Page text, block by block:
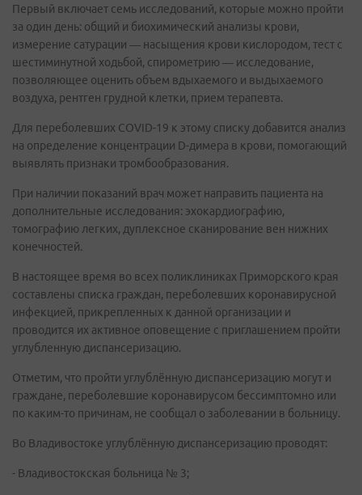
Первый включает семь исследований, которые можно пройти
за один день: общий и биохимический анализы крови,
измерение сатурации — насыщения крови кислородом, тест с
шестиминутной ходьбой, спирометрию — исследование,
позволяющее оценить объем вдыхаемого и выдыхаемого
воздуха, рентген грудной клетки, прием терапевта.
Для переболевших COVID-19 к этому списку добавится анализ
на определение концентрации D-димера в крови, помогающий
выявлять признаки тромбообразования.
При наличии показаний врач может направить пациента на
дополнительные исследования: эхокардиографию,
томографию легких, дуплексное сканирование вен нижних
конечностей.
В настоящее время во всех поликлиниках Приморского края
составлены списка граждан, переболевших коронавирусной
инфекцией, прикрепленных к данной организации и
проводится их активное оповещение с приглашением пройти
углубленную диспансеризацию.
Отметим, что пройти углублённую диспансеризацию могут и
граждане, переболевшие коронавирусом бессимптомно или
по каким-то причинам, не сообщал о заболевании в больницу.
Во Владивостоке углублённую диспансеризацию проводят:
- Владивостокская больница № 3;